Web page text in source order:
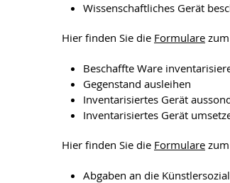
Wissenschaftliches Gerät
Hier finden Sie die Formulare
Beschaffte Ware
Gegenstand ausleihen
Inventarisiertes Gerät
Inventarisiertes Gerät
Hier finden Sie die Formulare
Abgaben an die